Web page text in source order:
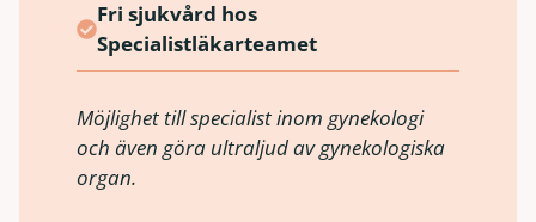
Fri sjukvård hos
Specialistläkarteamet
Möjlighet till specialist inom gynekologi
och även göra ultraljud av gynekologiska
organ.